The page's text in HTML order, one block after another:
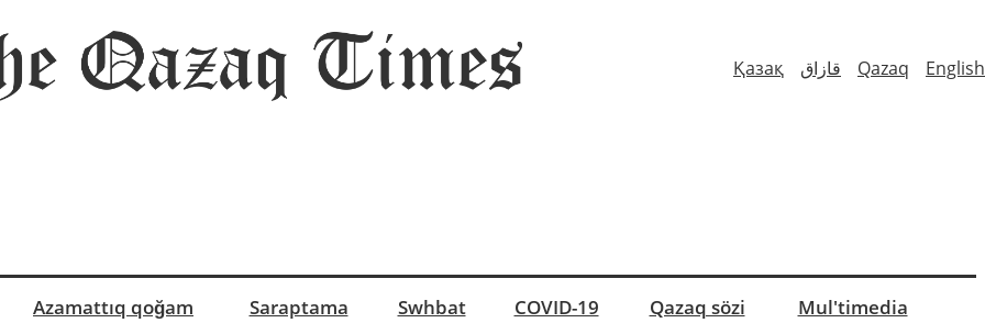
Қазақ قازاق Qazaq English
Azamattıq qoğam Saraptama Swhbat COVID-19 Qazaq sözi Mul'timedia